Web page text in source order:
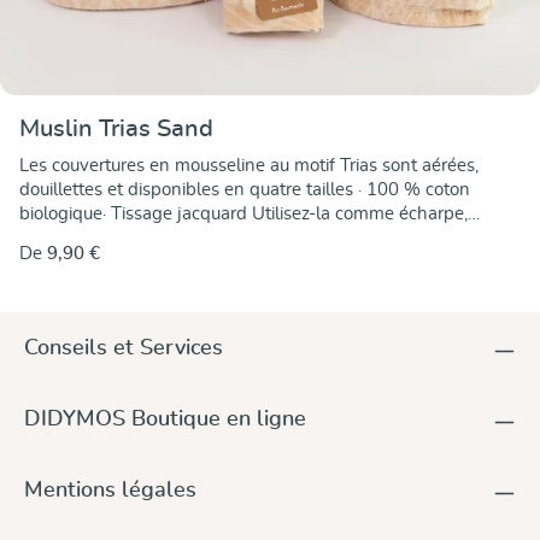
Muslin Trias Sand
Les couvertures en mousseline au motif Trias sont aérées,
douillettes et disponibles en quatre tailles · 100 % coton
biologique· Tissage jacquard Utilisez-la comme écharpe,
langer ou simplement comme doudou. Où vous
emmaillotage80cm x 80cm, écharpe, couverture pour bébé,
gant de toilette, doudou
De 9,90 €
Conseils et Services
DIDYMOS Boutique en ligne
Mentions légales